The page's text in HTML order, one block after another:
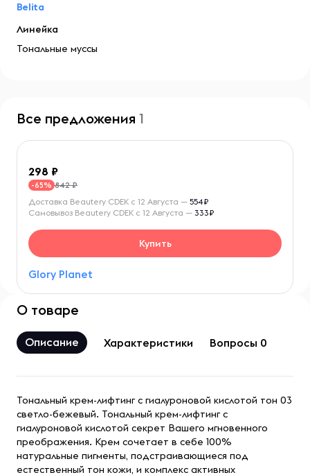
Belita
Линейка
Тональные муссы
Все предложения 1
298
-65% 842 ₽
Glory Planet
Доставка Beautery CDEK с 12 Августа — 554₽
Самовывоз Beautery CDEK с 12 Августа — 333₽
Купить
О товаре
Описание Характеристики Вопросы 0
Тональный крем-лифтинг с гиалуроновой кислотой тон 03
светло-бежевый. Тональный крем-лифтинг с
гиалуроновой кислотой секрет Вашего мгновенного
преображения. Крем сочетает в себе 100%
натуральные пигменты, подстраивающиеся под
естественный тон кожи, и комплекс активных